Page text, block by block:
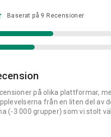
Baserat på 9 Recensioner
på olika plattformar,
från en liten del av
(-3 000 grupper) som vi stolt